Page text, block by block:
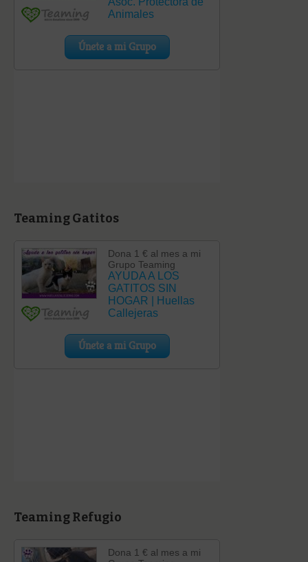
Teaming Gatitos
Teaming Refugio